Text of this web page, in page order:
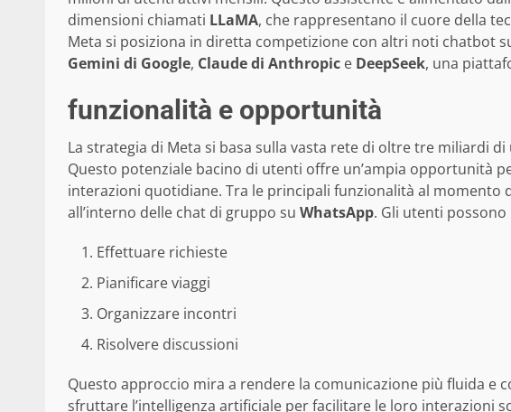
dimensioni chiamati LLaMA, che rappresentano il cuore della
Meta si posiziona in diretta competizione con altri noti chatbot
Gemini di Google, Claude di Anthropic e DeepSeek, una
funzionalità e opportunità
La strategia di Meta si basa sulla vasta rete di oltre tre miliardi
Questo potenziale bacino di utenti offre un’ampia opportunità
interazioni quotidiane. Tra le principali funzionalità al momento
all’interno delle chat di gruppo su WhatsApp. Gli utenti possono
Effettuare richieste
Pianificare viaggi
Organizzare incontri
Risolvere discussioni
Questo approccio mira a rendere la comunicazione più fluida e
sfruttare l’intelligenza artificiale per facilitare le loro interazioni